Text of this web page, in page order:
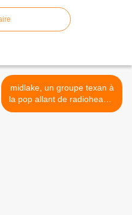
midlake, un groupe texan à
la pop allant de radiohead à
CSNY >